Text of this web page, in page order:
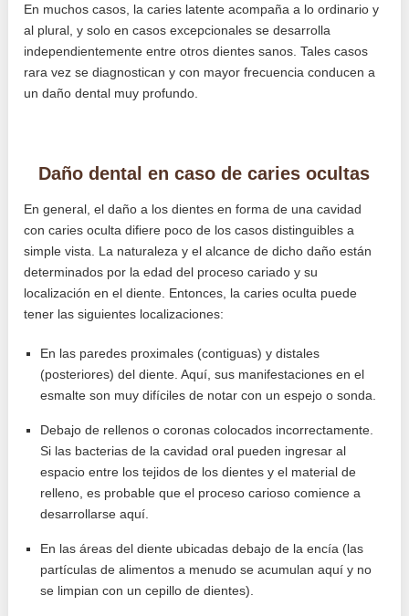
En muchos casos, la caries latente acompaña a lo ordinario y
al plural, y solo en casos excepcionales se desarrolla
independientemente entre otros dientes sanos. Tales casos
rara vez se diagnostican y con mayor frecuencia conducen a
un daño dental muy profundo.
Daño dental en caso de caries ocultas
En general, el daño a los dientes en forma de una cavidad
con caries oculta difiere poco de los casos distinguibles a
simple vista. La naturaleza y el alcance de dicho daño están
determinados por la edad del proceso cariado y su
localización en el diente. Entonces, la caries oculta puede
tener las siguientes localizaciones:
En las paredes proximales (contiguas) y distales
(posteriores) del diente. Aquí, sus manifestaciones en el
esmalte son muy difíciles de notar con un espejo o sonda.
Debajo de rellenos o coronas colocados incorrectamente.
Si las bacterias de la cavidad oral pueden ingresar al
espacio entre los tejidos de los dientes y el material de
relleno, es probable que el proceso carioso comience a
desarrollarse aquí.
En las áreas del diente ubicadas debajo de la encía (las
partículas de alimentos a menudo se acumulan aquí y no
se limpian con un cepillo de dientes).